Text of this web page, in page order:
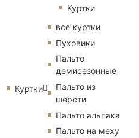
Куртки
Куртки
все куртки
Пуховики
Пальто
демисезонные
Пальто из
шерсти
Пальто альпака
Пальто на меху